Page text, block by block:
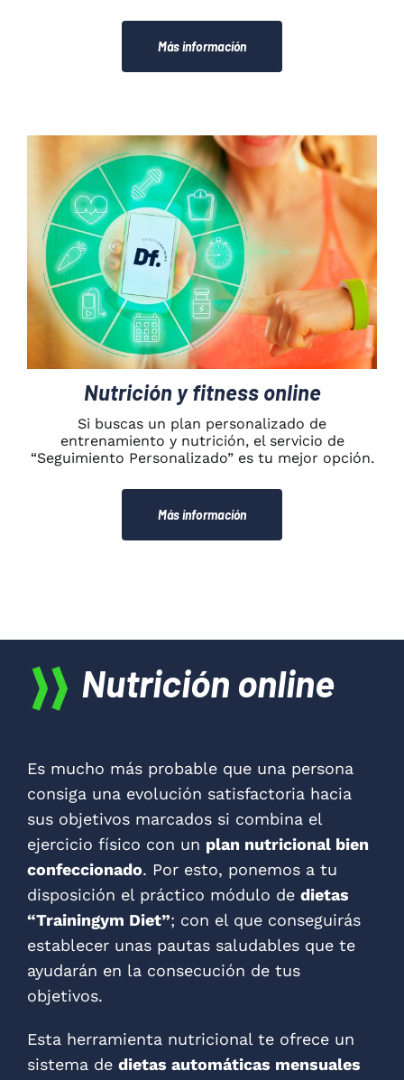
Más información
Nutrición y fitness online
Si buscas un plan personalizado de
entrenamiento y nutrición, el servicio de
“Seguimiento Personalizado” es tu mejor opción.
Más información
Nutrición online
Es mucho más probable que una persona
consiga una evolución satisfactoria hacia
sus objetivos marcados si combina el
ejercicio físico con un plan nutricional bien
confeccionado. Por esto, ponemos a tu
disposición el práctico módulo de dietas
“Trainingym Diet”; con el que conseguirás
establecer unas pautas saludables que te
ayudarán en la consecución de tus
objetivos.
Esta herramienta nutricional te ofrece un
sistema de dietas automáticas mensuales